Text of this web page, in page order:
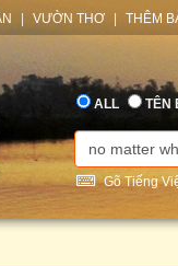
VƯỜN THƠ THÊM
ALL TÊN
Gõ Tiếng